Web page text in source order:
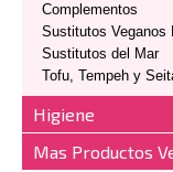
Complementos
Sustitutos Veganos
Sustitutos del Mar
Tofu, Tempeh y
Higiene
Mas Productos